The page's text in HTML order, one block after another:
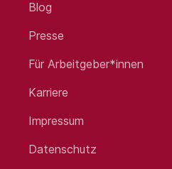
Das
Was
Blog
Presse
Für Arbeitgeber*innen
Karriere
Impressum
Datenschutz